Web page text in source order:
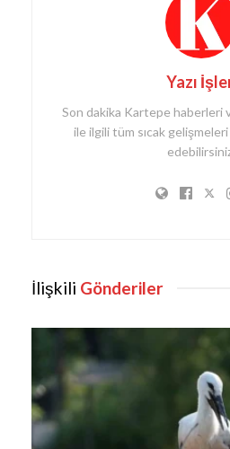
Yazı
Son dakika Kartepe haberleri
ile ilgili tüm sıcak
İlişkili Gönderiler